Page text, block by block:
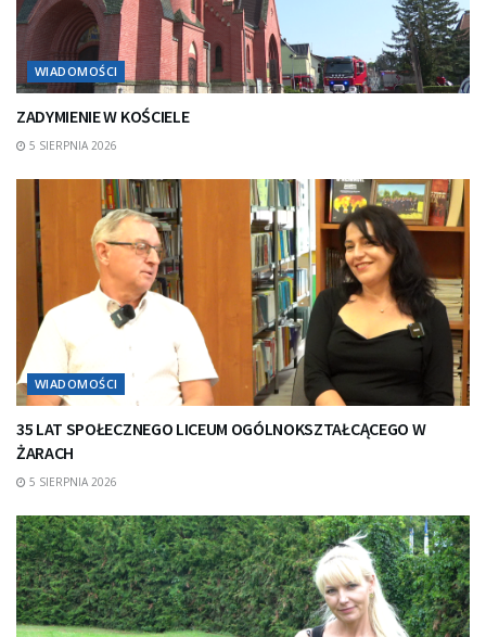
WIADOMOŚCI
ZADYMIENIE W KOŚCIELE
5 SIERPNIA 2026
WIADOMOŚCI
35 LAT SPOŁECZNEGO LICEUM OGÓLNOKSZTAŁCĄCEGO W
ŻARACH
5 SIERPNIA 2026